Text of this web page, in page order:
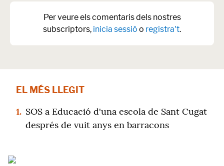
Per veure els comentaris dels nostres
subscriptors, inicia sessió o registra't.
EL MÉS LLEGIT
1. SOS a Educació d'una escola de Sant Cugat
després de vuit anys en barracons